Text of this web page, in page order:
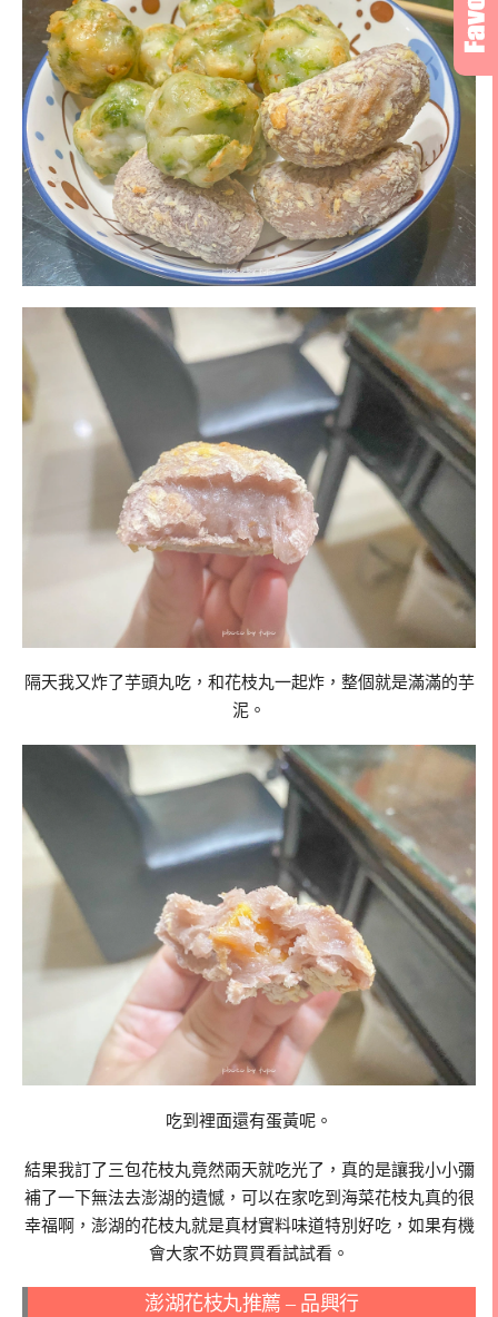
隔天我又炸了芋頭丸吃，和花枝丸一起炸，整個就是滿滿的芋
泥。
吃到裡面還有蛋黃呢。
結果我訂了三包花枝丸竟然兩天就吃光了，真的是讓我小小彌
補了一下無法去澎湖的遺憾，可以在家吃到海菜花枝丸真的很
幸福啊，澎湖的花枝丸就是真材實料味道特別好吃，如果有機
會大家不妨買買看試試看。
澎湖花枝丸推薦 – 品興行